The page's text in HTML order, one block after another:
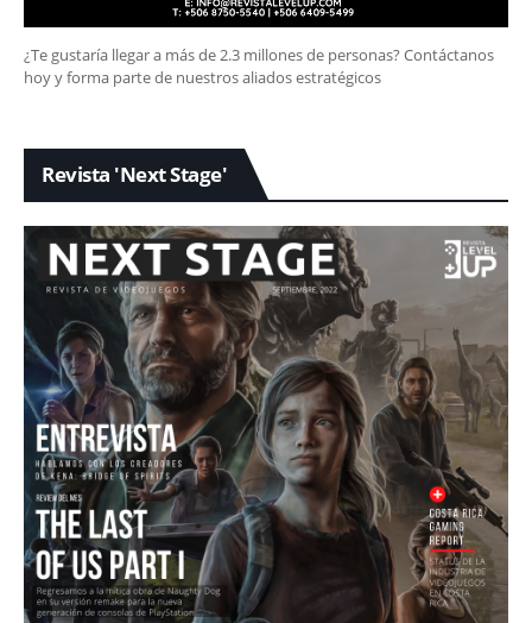
¿Te gustaría llegar a más de 2.3 millones de personas? Contáctanos
hoy y forma parte de nuestros aliados estratégicos
Revista 'Next Stage'